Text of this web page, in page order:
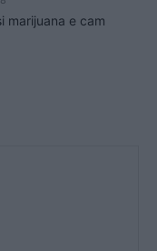
marijuana e cam